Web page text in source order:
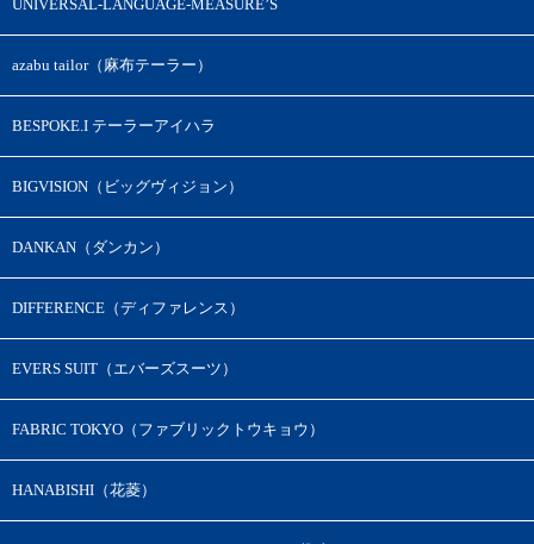
UNIVERSAL-LANGUAGE-MEASURE’S
azabu tailor（麻布テーラー）
BESPOKE.I テーラーアイハラ
BIGVISION（ビッグヴィジョン）
DANKAN（ダンカン）
DIFFERENCE（ディファレンス）
EVERS SUIT（エバーズスーツ）
FABRIC TOKYO（ファブリックトウキョウ）
HANABISHI（花菱）